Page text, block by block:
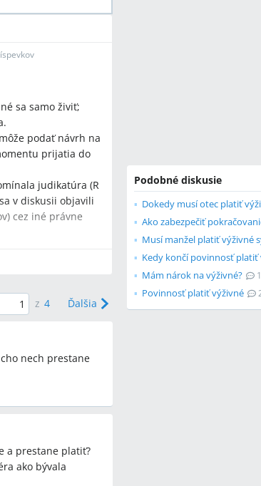
sa samo živiť;
podať návrh na
prijatia do
judikatúra (R
v diskusii objavili
cez iné právne
školu?
ukončí strednú
návrh na súd o
povinný platiť.
toho podať
z 4 Ďalšia
nech prestane
a prestane platiť?
ako bývala
Podobné diskusie
Musí manžel platiť výživné
Kedy končí povinnosť platiť
Mám nárok na výživné?
Povinnosť platiť výživné